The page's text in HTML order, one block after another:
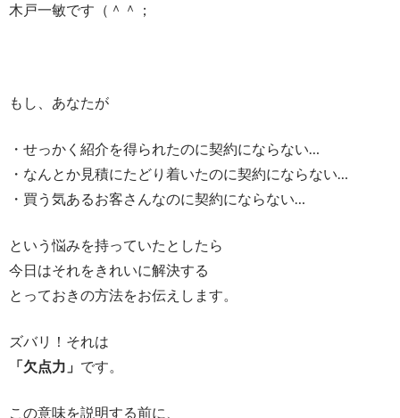
木戸一敏です（＾＾；
もし、あなたが
・せっかく紹介を得られたのに契約にならない…
・なんとか見積にたどり着いたのに契約にならない…
・買う気あるお客さんなのに契約にならない…
という悩みを持っていたとしたら
今日はそれをきれいに解決する
とっておきの方法をお伝えします。
ズバリ！それは
「欠点力」 です。
この意味を説明する前に、